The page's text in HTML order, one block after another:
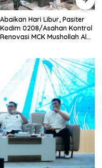
‎Baru Grand Opening,
Bingchun Tanjung Morawa
Langsung Punya 5 Franchise